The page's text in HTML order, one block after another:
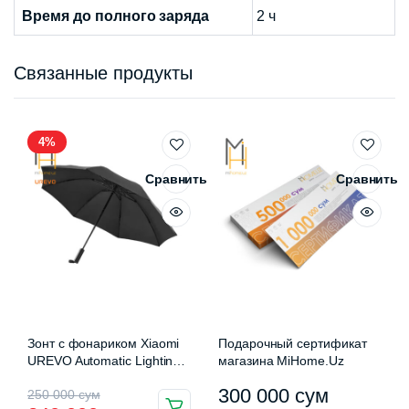
Время до полного заряда 2 ч
Связанные продукты
4%
Сравнить
Зонт с фонариком Xiaomi
UREVO Automatic Lighting
250 000сум
Первоначальная
Текущая
Сравнить
Подарочный сертификат
магазина MiHome.Uz
300 000 сум
Диапазон